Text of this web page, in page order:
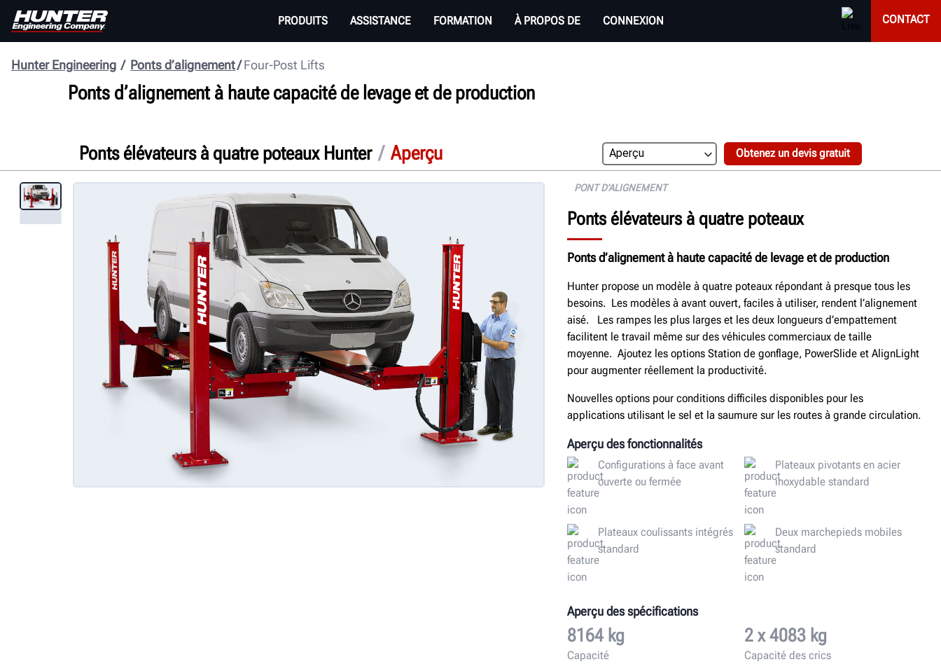
PRODUITS ASSISTANCE FORMATION À PROPOS DE CONNEXION CONTACT
Four-Post Lifts
Ponts d’alignement
Hunter Engineering
Ponts d’alignement à haute capacité de levage et de production
Ponts élévateurs à quatre poteaux Hunter / Aperçu Obtenez un devis gratuit
PONT D’ALIGNEMENT
Ponts élévateurs à quatre poteaux
Ponts d’alignement à haute capacité de levage et de production
Hunter propose un modèle à quatre poteaux répondant à presque tous les
besoins. Les modèles à avant ouvert, faciles à utiliser, rendent l’alignement
aisé. Les rampes les plus larges et les deux longueurs d’empattement
facilitent le travail même sur des véhicules commerciaux de taille
moyenne. Ajoutez les options Station de gonflage, PowerSlide et AlignLight
pour augmenter réellement la productivité.
Nouvelles options pour conditions difficiles disponibles pour les
applications utilisant le sel et la saumure sur les routes à grande circulation.
Aperçu des fonctionnalités
Configurations à face avant
ouverte ou fermée
Plateaux pivotants en acier
inoxydable standard
Plateaux coulissants intégrés
standard
Deux marchepieds mobiles
standard
Aperçu des spécifications
8164 kg
Capacité
2 x 4083 kg
Capacité des crics